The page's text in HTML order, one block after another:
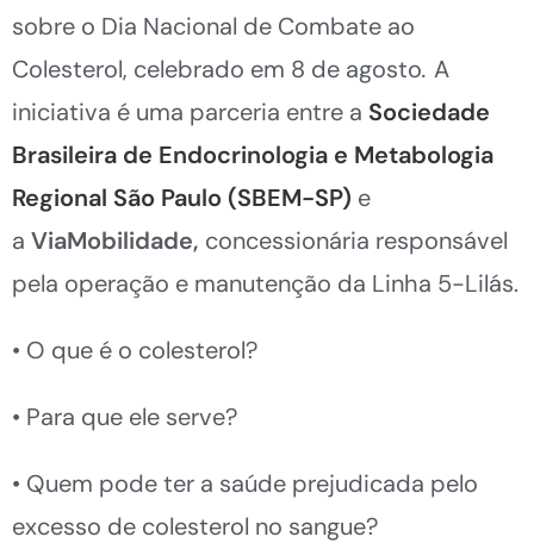
sobre o Dia Nacional de Combate ao
Colesterol, celebrado em 8 de agosto. A
iniciativa é uma parceria entre a Sociedade
Brasileira de Endocrinologia e Metabologia
Regional São Paulo (SBEM-SP) e
a ViaMobilidade, concessionária responsável
pela operação e manutenção da Linha 5-Lilás.
• O que é o colesterol?
• Para que ele serve?
• Quem pode ter a saúde prejudicada pelo
excesso de colesterol no sangue?